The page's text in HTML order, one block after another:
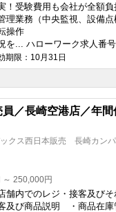
！受験費用も会社が全額負
理業務（中央監視、設備点
操作
... ハローワーク求人番号
期限：10月31日
／長崎空港店／年間
クス西日本販売 長崎カンパ
～ 250,000円
舗内でのレジ・接客及び
及び商品説明 ・商品在庫